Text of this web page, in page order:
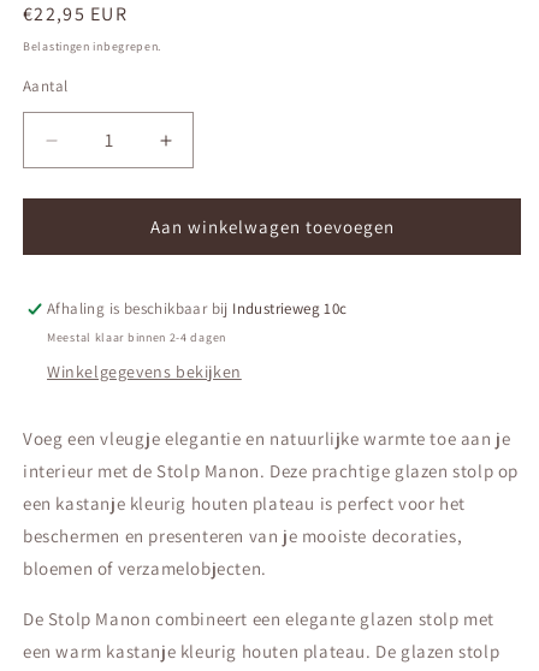
Normale
prijs
€22,95 EUR
Belastingen inbegrepen.
Aantal
Aantal
Aantal
verlagen
voor
Dex
Aantal
verhogen
voor
Stolp
Dex
Aan winkelwagen toevoegen
Afhaling is beschikbaar bij Industrieweg 10c
Meestal klaar binnen 2-4 dagen
Winkelgegevens bekijken
Voeg een vleugje elegantie en natuurlijke warmte toe aan je
interieur met de Stolp Manon. Deze prachtige glazen stolp op
een kastanje kleurig houten plateau is perfect voor het
beschermen en presenteren van je mooiste decoraties,
bloemen of verzamelobjecten.
De Stolp Manon combineert een elegante glazen stolp met
een warm kastanje kleurig houten plateau. De glazen stolp